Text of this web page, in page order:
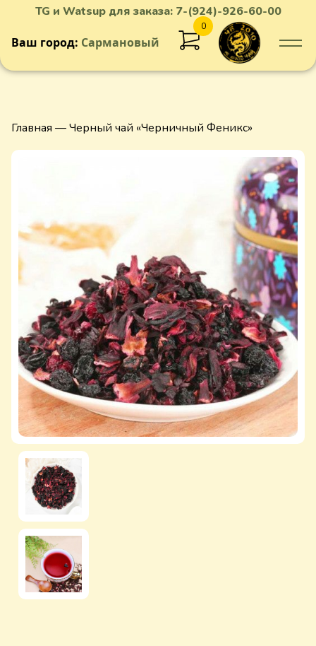
TG и Watsup для заказа: 7-(924)-926-60-00
Ваш город: Сармановый
0
Главная — Черный чай «Черничный Феникс»